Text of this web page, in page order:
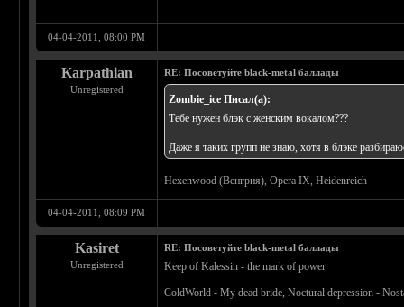
04-04-2011, 08:00 PM
Karpathian
Unregistered
RE: Посоветуйте black-metal баллады
Zombie_ice Писал(а):
Тебе нужен блэк с женским вокалом???
Даже я таких групп не знаю, хотя в блэке
Hexenwood (Венгрия), Opera IX, Heidenreich
04-04-2011, 08:09 PM
Kasiret
Unregistered
RE: Посоветуйте black-metal баллады
Keep of Kalessin - the mark of power
ColdWorld - My dead bride, Noctural depression -